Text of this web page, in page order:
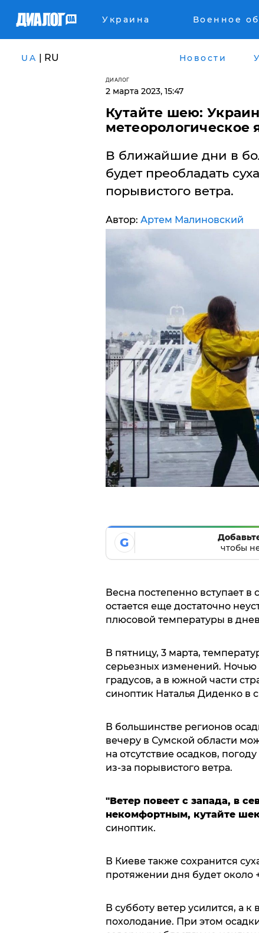
Украина Военное
UA | RU Новости
ДИАЛОГ
2 марта 2023, 15:47
Кутайте шею:
В ближайшие дни в
будет преобладать
порывистого ветра.
Автор: Артем Малиновский
G
чтобы
Весна постепенно вступает в
остается еще достаточно
плюсовой температуры в
В пятницу, 3 марта,
серьезных изменений. Ночью
градусов, а в южной части
синоптик Наталья Диденко в
В большинстве регионов
вечеру в Сумской области
на отсутствие осадков,
из-за порывистого ветра.
"Ветер повеет с запада, в
некомфортным, кутайте
синоптик.
В Киеве также сохранится
протяжении дня будет около
В субботу ветер усилится, а
похолодание. При этом